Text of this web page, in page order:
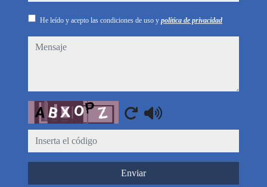
He leído y acepto las condiciones de uso y política de privacidad
mensaje
Captcha
Enviar